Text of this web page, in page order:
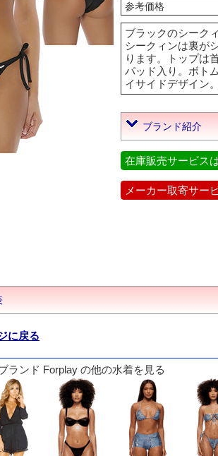
参考価格
ブラックのシーク
シークィンは裏が
ります。トップは
パッド入り。ボト
イサイドデザイン
ブランド紹介
在庫販売サービス
メーカー取寄サー
に戻る
ランド Forplay の他の水着を見る